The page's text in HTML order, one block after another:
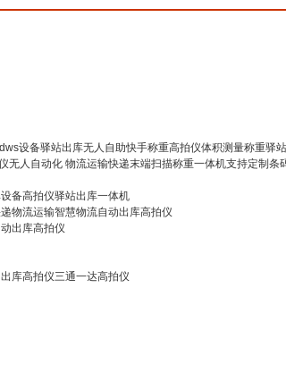
设备驿站出库无人自助快手称重高拍仪体积测量称重驿
物流运输快递末端扫描称重一体机支持定制条
备高拍仪驿站出库一体机
物流运输智慧物流自动出库高拍仪
出库高拍仪
库高拍仪三通一达高拍仪